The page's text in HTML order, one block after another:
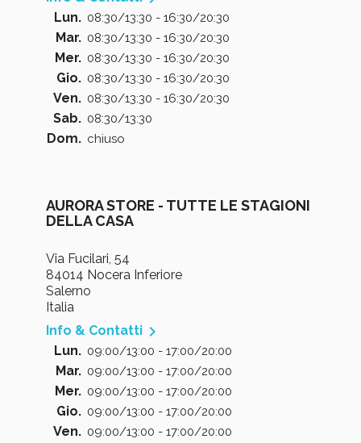
Lun. 08:30/13:30 - 16:30/20:30
Mar. 08:30/13:30 - 16:30/20:30
Mer. 08:30/13:30 - 16:30/20:30
Gio. 08:30/13:30 - 16:30/20:30
Ven. 08:30/13:30 - 16:30/20:30
Sab. 08:30/13:30
Dom. chiuso
AURORA STORE - TUTTE LE STAGIONI
DELLA CASA
Via Fucilari, 54
84014 Nocera Inferiore
Salerno
Italia
Info & Contatti 
Lun. 09:00/13:00 - 17:00/20:00
Mar. 09:00/13:00 - 17:00/20:00
Mer. 09:00/13:00 - 17:00/20:00
Gio. 09:00/13:00 - 17:00/20:00
Ven. 09:00/13:00 - 17:00/20:00